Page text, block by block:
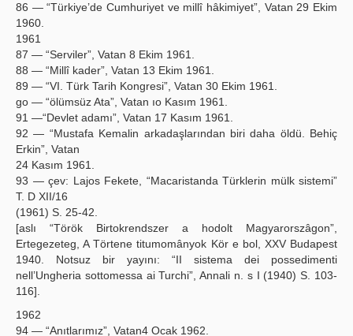
86 — “Türkiye’de Cumhuriyet ve millî hâkimiyet”, Vatan 29 Ekim
1960.
1961
87 — “Serviler”, Vatan 8 Ekim 1961.
88 — “Millî kader”, Vatan 13 Ekim 1961.
89 — “VI. Türk Tarih Kongresi”, Vatan 30 Ekim 1961.
go — “ölümsüz Ata”, Vatan ıo Kasım 1961.
91 —“Devlet adamı”, Vatan 17 Kasım 1961.
92 — “Mustafa Kemalin arkadaşlarından biri daha öldü. Behiç
Erkin”, Vatan
24 Kasım 1961.
93 — çev: Lajos Fekete, “Macaristanda Türklerin mülk sistemi”
T. D XII/16
(1961) S. 25-42.
[aslı “Török Birtokrendszer a hodolt Magyarorszâgon”,
Ertegezeteg, A Törtene titumomânyok Kör e bol, XXV Budapest
1940. Notsuz bir yayını: “II sistema dei possedimenti
nell’Ungheria sottomessa ai Turchi”, Annali n. s I (1940) S. 103-
116].
1962
94 — “Anıtlarımız”, Vatan4 Ocak 1962.